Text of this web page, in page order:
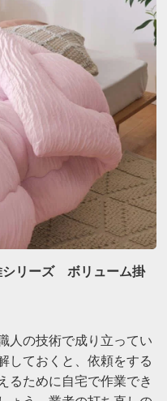
シリーズ ボリューム掛
人の技術で成り立ってい
しておくと、依頼をする
るために自宅で作業でき